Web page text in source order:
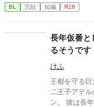
BL 完結 短編 R18
長年仮番と
るそうです
けふ
王都を守る巨
二王子アデ
ン。 彼は長